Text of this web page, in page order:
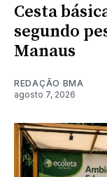
Cesta
segundo
Manaus
REDAÇÃO BMA
agosto 7, 2026